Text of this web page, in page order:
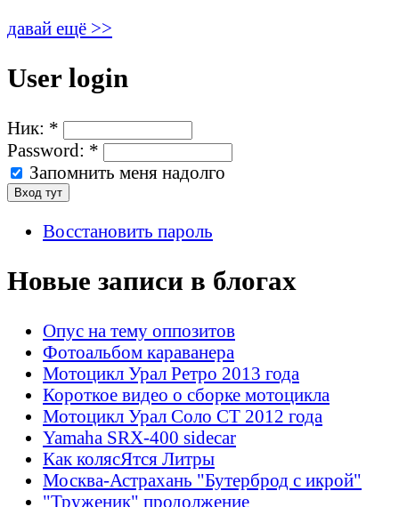
давай ещё >>
User login
Ник: *
Password: *
Запомнить меня надолго
Восстановить пароль
Новые записи в блогах
Опус на тему оппозитов
Фотоальбом караванера
Мотоцикл Урал Ретро 2013 года
Короткое видео о сборке мотоцикла
Мотоцикл Урал Соло СТ 2012 года
Yamaha SRX-400 sidecar
Как колясЯтся Литры
Москва-Астрахань "Бутерброд с икрой"
"Труженик" продолжение